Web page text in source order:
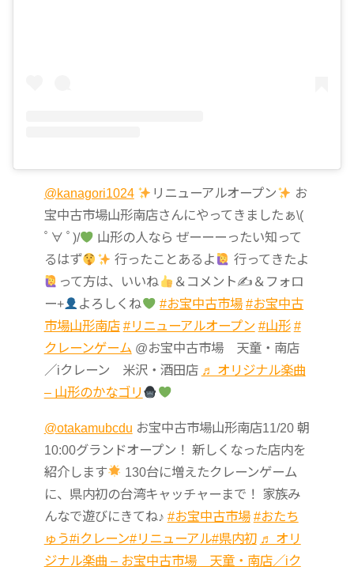
@kanagori1024 リニューアルオープン
お
宝中古市場山形南店さんにやってきましたぁ\(
ﾟ∀ ﾟ)/
山形の人なら ぜーーーったい知って
るはず
行ったことあるよ
行ってきたよ
って方は、いいね
＆コメント✍ ＆フォロ
ー+
よろしくね #お宝中古市場 #お宝中古
市場山形南店 #リニューアルオープン #山形 #
クレーンゲーム @お宝中古市場 天童・南店
／iクレーン 米沢・酒田店 ♬ オリジナル楽曲
– 山形のかなゴリ
@otakamubcdu お宝中古市場山形南店11/20 朝
10:00グランドオープン！ 新しくなった店内を
紹介します
130台に増えたクレーンゲーム
に、県内初の台湾キャッチャーまで！ 家族み
んなで遊びにきてね♪ #お宝中古市場 #おたち
ゅう#iクレーン#リニューアル#県内初 ♬ オリ
ジナル楽曲 – お宝中古市場 天童・南店／iク